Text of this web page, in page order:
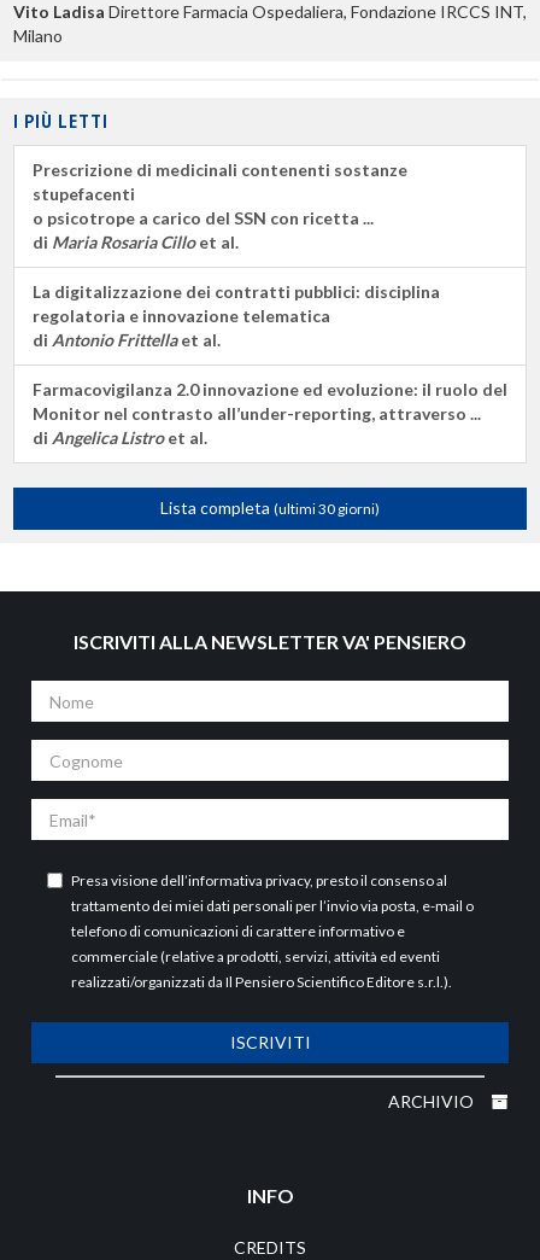
Vito Ladisa Direttore Farmacia Ospedaliera, Fondazione IRCCS INT,
Milano
I PIÙ LETTI
Prescrizione di medicinali contenenti sostanze
stupefacenti
o psicotrope a carico del SSN con ricetta ...
di Maria Rosaria Cilloet al.
La digitalizzazione dei contratti pubblici: disciplina
regolatoria e innovazione telematica
di Antonio Frittellaet al.
Farmacovigilanza 2.0 innovazione ed evoluzione: il ruolo del
Monitor nel contrasto all’under-reporting, attraverso ...
di Angelica Listroet al.
Lista completa (ultimi 30 giorni)
ISCRIVITI ALLA NEWSLETTER VA' PENSIERO
Nome
Cognome
Email
Presa visione dell’informativa privacy, presto il consenso al
trattamento dei miei dati personali per l’invio via posta, e-mail o
telefono di comunicazioni di carattere informativo e
commerciale (relative a prodotti, servizi, attività ed eventi
realizzati/organizzati da Il Pensiero Scientifico Editore s.r.l.).
ISCRIVITI
ARCHIVIO
INFO
CREDITS